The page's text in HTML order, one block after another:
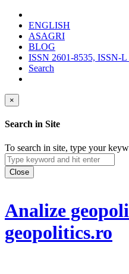
ENGLISH
ASAGRI
BLOG
ISSN 2601-8535, ISSN-L
Search
×
Search in Site
To search in site, type your
Close
Analize
geopolitics.ro